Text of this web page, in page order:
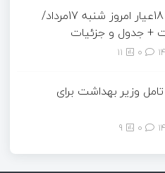
قیمت طلای 18عیار امروز شنبه 17مرداد/
+ جدول و جزئیات
11
وزیر بهداشت برای
9